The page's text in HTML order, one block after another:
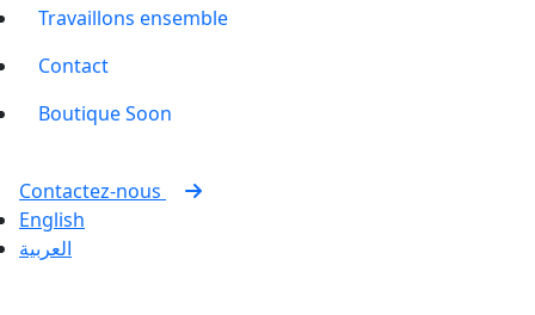
Travaillons ensemble
Contact
BoutiqueSoon
Contactez-nous
English
العربية